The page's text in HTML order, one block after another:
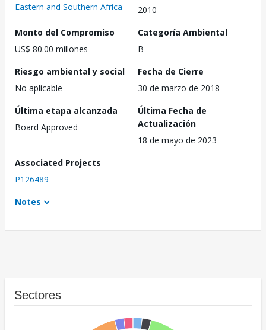
Eastern and Southern Africa
2010
Monto del Compromiso
US$ 80.00 millones
Categoría Ambiental
B
Riesgo ambiental y social
No aplicable
Fecha de Cierre
30 de marzo de 2018
Última etapa alcanzada
Board Approved
Última Fecha de
Actualización
18 de mayo de 2023
Associated Projects
P126489
Notes
Sectores